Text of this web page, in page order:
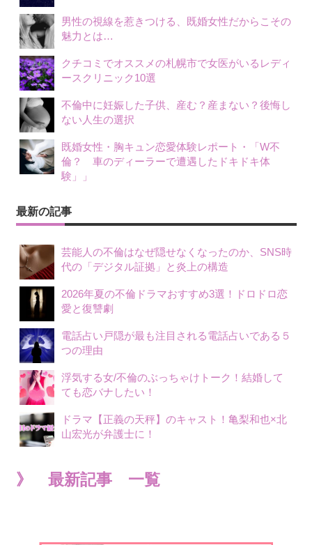
男性の視線を惹きつける、既婚女性だからこその
魅力とは…
クチコミでオススメの札幌市で女医がいるレディ
ースクリニック10選
不倫中に妊娠した子供、産む？産まない？後悔し
ない人生の選択
既婚女性・胸キュン恋愛体験レポート・「W不
倫？ 車のディーラーで遭遇したドキドキ体
験」」
最新の記事
芸能人の不倫はなぜ隠せなくなったのか、SNS時
代の「デジタル証拠」と炎上の構造
2026年夏の不倫ドラマおすすめ3選！ドロドロ恋
愛と復讐劇
電話占い戸隠が最も注目される電話占いである５
つの理由
浮気する女/不倫のぶっちゃけトーク！結婚して
ても恋バナしたい！
ドラマ【正義の天秤】のキャスト！亀梨和也×北
山宏光が弁護士に！
》 最新記事 一覧